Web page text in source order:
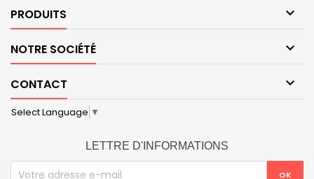
PRODUITS 
NOTRE SOCIÉTÉ 
CONTACT 
Select Language ▼
LETTRE D'INFORMATIONS